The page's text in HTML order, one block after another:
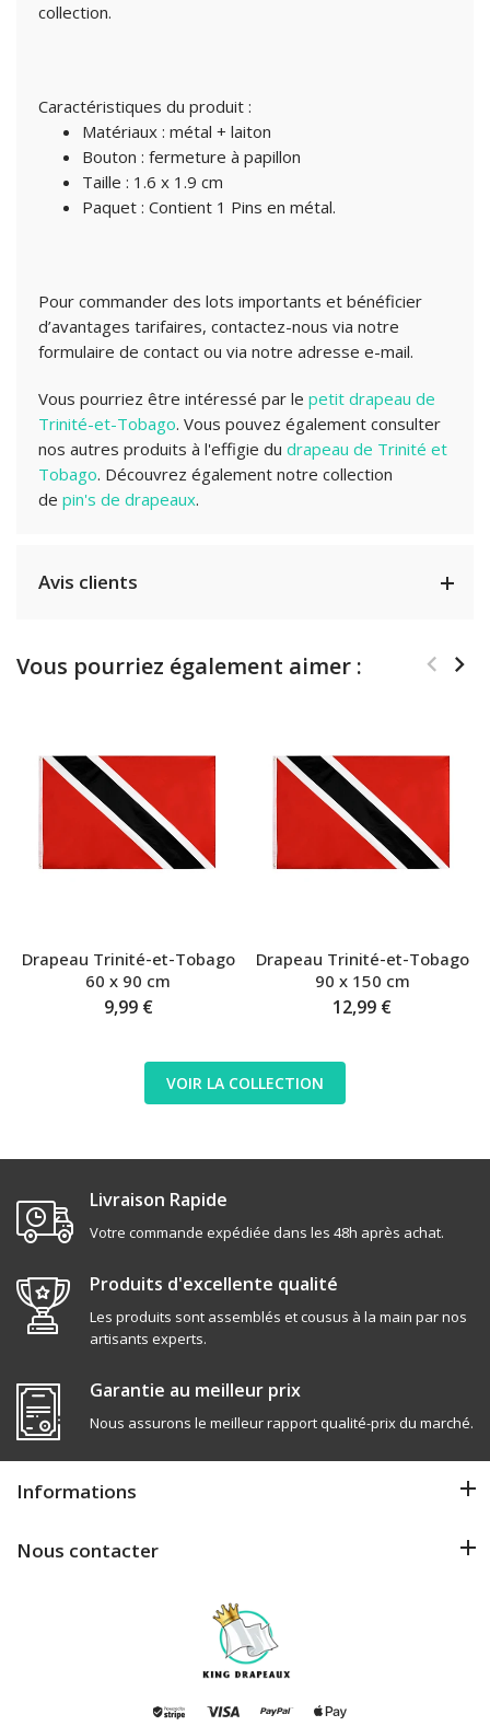
collection.
Caractéristiques du produit :
Matériaux : métal + laiton
Bouton : fermeture à papillon
Taille : 1.6 x 1.9 cm
Paquet : Contient 1 Pins en métal.
Pour commander des lots importants et bénéficier
d’avantages tarifaires, contactez-nous via notre
formulaire de contact ou via notre adresse e-mail.
Vous pourriez être intéressé par le petit drapeau de
Trinité-et-Tobago. Vous pouvez également consulter
nos autres produits à l'effigie du drapeau de Trinité et
Tobago. Découvrez également notre collection
de pin's de drapeaux.
Avis clients
Vous pourriez également aimer :
Drapeau Trinité-et-Tobago
60 x 90 cm
9,99 €
Drapeau Trinité-et-Tobago
90 x 150 cm
12,99 €
VOIR LA COLLECTION
Livraison Rapide
Votre commande expédiée dans les 48h après achat.
Produits d'excellente qualité
Les produits sont assemblés et cousus à la main par nos
artisants experts.
Garantie au meilleur prix
Nous assurons le meilleur rapport qualité-prix du marché.
Informations
Nous contacter